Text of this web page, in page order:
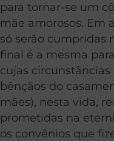
para tornar-se um
mãe amorosos. Em
só serão cumpridas
final é a mesma
cujas
bênçãos do
mães), nesta vida,
prometidas na
os convênios que